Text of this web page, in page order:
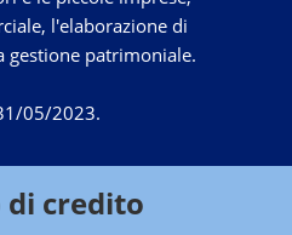
l'elaborazione di
gestione patrimoniale.
05/2023.
di credito